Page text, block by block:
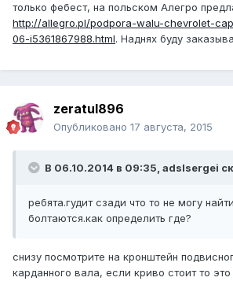
только фебест, на польском Алегро
http://allegro.pl/podpora-walu-chevrolet-
06-i5361867988.html. Наднях буду
zeratul896
Опубликовано 17 августа, 2015
В 06.10.2014 в 09:35, adslsergei
ребята.гудит сзади что то не могу
болтаются.как определить где?
снизу посмотрите на кронштейн
карданного вала, если криво стоит то